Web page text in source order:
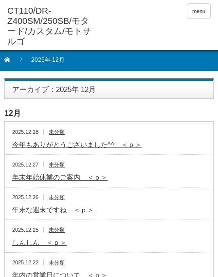
menu
2025年 12月
アーカイブ：2025年 12月
12月
2025.12.28 未分類
今年もありがとうございました^^ ＜ｐ＞
2025.12.27 未分類
年末年始休業のご案内 ＜ｐ＞
2025.12.26 未分類
年末な週末ですね ＜ｐ＞
2025.12.25 未分類
しんしん ＜ｐ＞
2025.12.22 未分類
年内の営業日について ＜ｐ＞